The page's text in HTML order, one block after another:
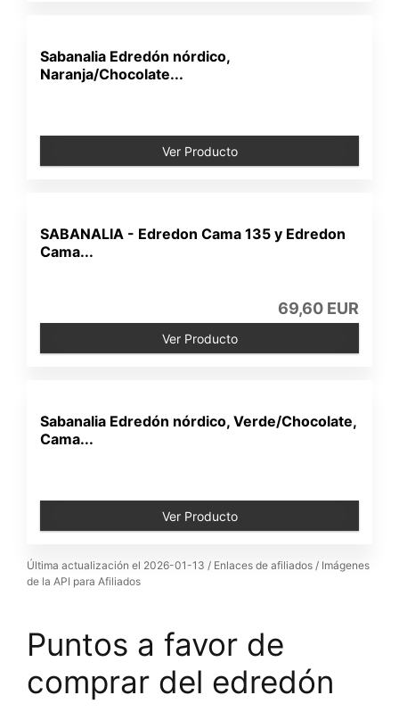
Sabanalia Edredón nórdico,
Naranja/Chocolate...
Ver Producto
SABANALIA - Edredon Cama 135 y Edredon
Cama...
69,60 EUR
Ver Producto
Sabanalia Edredón nórdico, Verde/Chocolate,
Cama...
Ver Producto
Última actualización el 2026-01-13 / Enlaces de afiliados / Imágenes
de la API para Afiliados
Puntos a favor de
comprar del edredón